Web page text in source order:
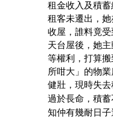
租金收入及積
租客未遷出，
收屋，誰料竟
天台屋後，她
等權利，打算
所咁大」的物
健壯，現時失
過於長命，積蓄
知仲有幾耐日子